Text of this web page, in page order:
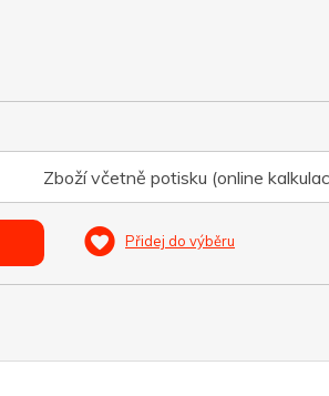
Zboží včetně potisku (online
Přidej do výběru